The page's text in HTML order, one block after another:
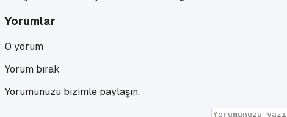
Yorumlar
0 yorum
Yorum bırak
Yorumunuzu bizimle paylaşın.